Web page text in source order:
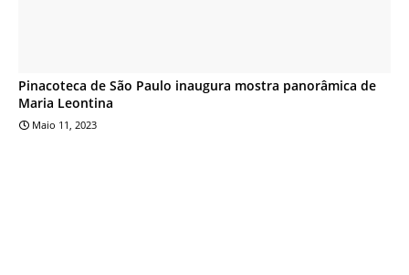
Pinacoteca de São Paulo inaugura mostra panorâmica de
Maria Leontina
Maio 11, 2023